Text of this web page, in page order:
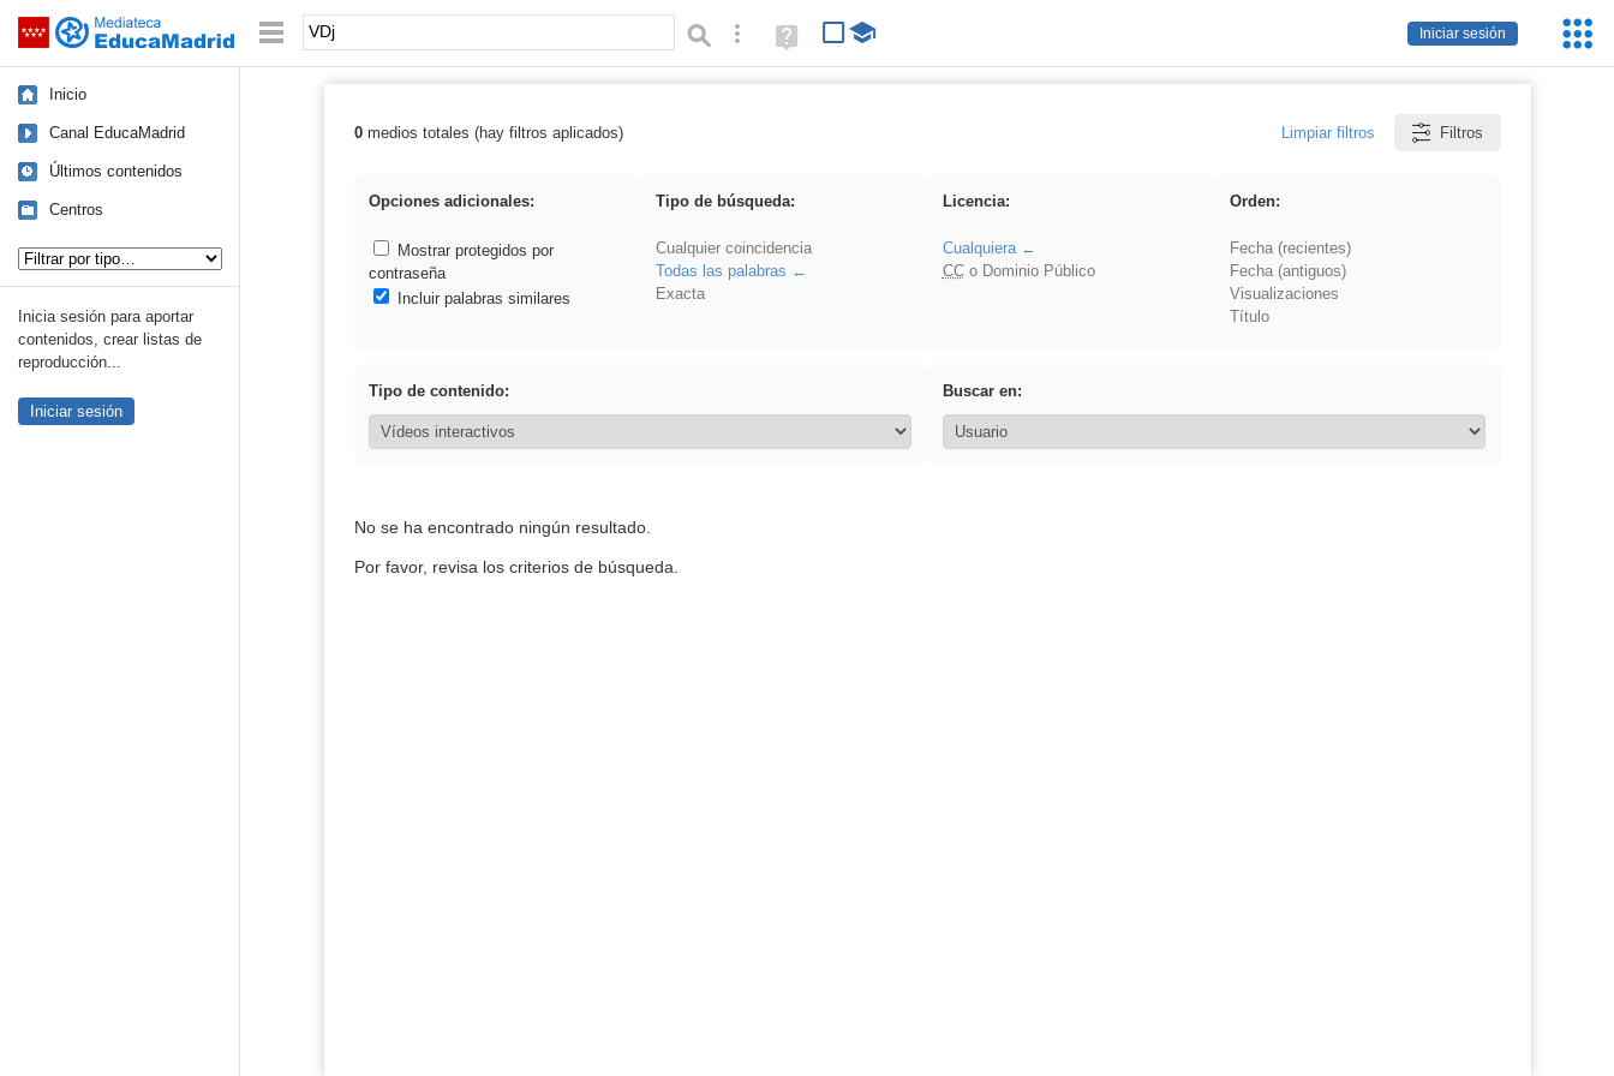
Saltar navegación
Iniciar sesión
Palabra o frase: Búsqueda avanzada
Ayuda
(en
Inicio
Canal EducaMadrid
Últimos contenidos
Centros
Inicia sesión para aportar
contenidos, crear listas de
reproducción...
Iniciar sesión
Resultados de: VDj
0medios totales (hay filtros aplicados) Limpiar filtros Filtros
Opciones adicionales:
Mostrar protegidos por
contraseña
Incluir palabras similares
Tipo de búsqueda:
Cualquier coincidencia
Todas las palabras
Exacta
Licencia:
Cualquiera
CCo Dominio Público
Orden:
Fecha (recientes)
Fecha (antiguos)
Visualizaciones
Título
Tipo de contenido: Buscar en:
No se ha encontrado ningún resultado.
Por favor, revisa los criterios de búsqueda.